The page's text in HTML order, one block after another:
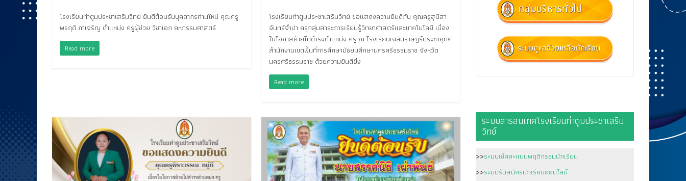
โรงเรียนท่าตูมประชาเสริมวิทย์ ยินดีต้อนรับบุคลากรท่านใหม่ คุณครู
พรฤดี ภาเจริญ ตำแหน่ง ครูผู้ช่วย วิชาเอก คหกรรมศาสตร์
Read more
โรงเรียนท่าตูมประชาเสริมวิทย์ ขอแสดงความยินดีกับ คุณครูสุนิสา
จันทร์จำปา ครูกลุ่มสาระการเรียนรู้วิทยาศาสตร์และเทคโนโลยี เนื่อง
ในโอกาสย้ายไปดำรงตำแหน่ง ครู ณ โรงเรียนเฉลิมราษฎร์ประชาอุทิศ
สำนักงานเขตพื้นที่การศึกษามัธยมศึกษานครศรีธรรมราช จังหวัด
นครศรีธรรมราช ด้วยความยินดียิ่ง
Read more
ระบบสารสนเทศโรงเรียนท่าตูมประชาเสริม
วิทย์
>>ระบบเช็คคะแนนพฤติกรรมนักเรียน
>>ระบบรับสมัครนักเรียนออนไลน์